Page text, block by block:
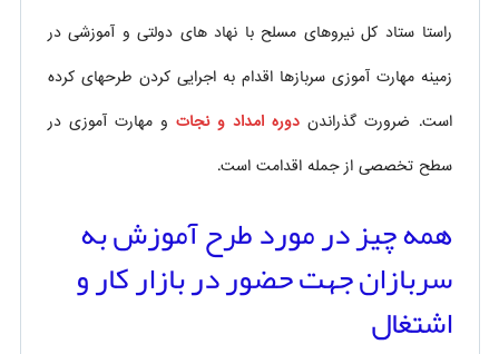
راستا ستاد کل نیروهای مسلح با نهاد های دولتی و آموزشی در
زمینه مهارت آموزی سربازها اقدام به اجرایی کردن طرحهای کرده
است. ضرورت گذراندن دوره امداد و نجات و مهارت آموزی در
سطح تخصصی از جمله اقدامت است.
همه چیز در مورد طرح آموزش به
سربازان جهت حضور در بازار کار و
اشتغال